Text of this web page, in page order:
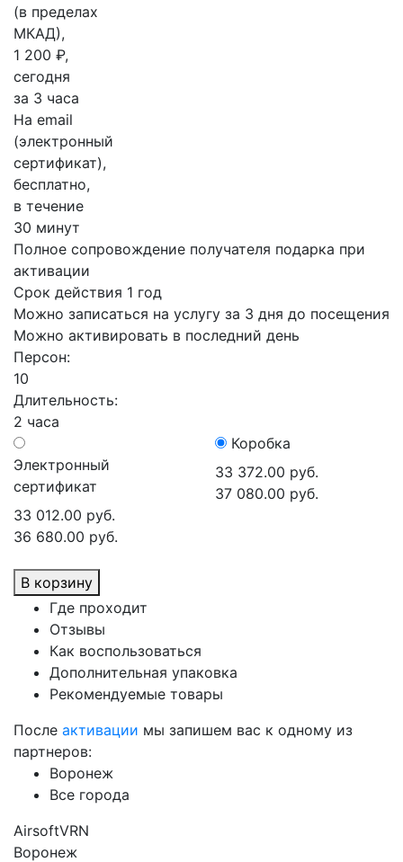
(в пределах
МКАД),
1 200 ₽,
сегодня
за 3 часа
На email
(электронный
сертификат),
бесплатно,
в течение
30 минут
Полное сопровождение получателя подарка при
активации
Срок действия 1 год
Можно записаться на услугу за 3 дня до посещения
Можно активировать в последний день
Персон:
10
Длительность:
2 часа
Электронный
сертификат
33 012.00 руб.
36 680.00 руб.
Коробка
33 372.00 руб.
37 080.00 руб.
В корзину
Где проходит
Отзывы
Как воспользоваться
Дополнительная упаковка
Рекомендуемые товары
После активации мы запишем вас к одному из
партнеров:
Воронеж
Все города
AirsoftVRN
Воронеж